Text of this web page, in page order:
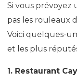
Si vous prévoyez
pas les rouleaux
Voici quelques-
et les plus
1. Restaurant